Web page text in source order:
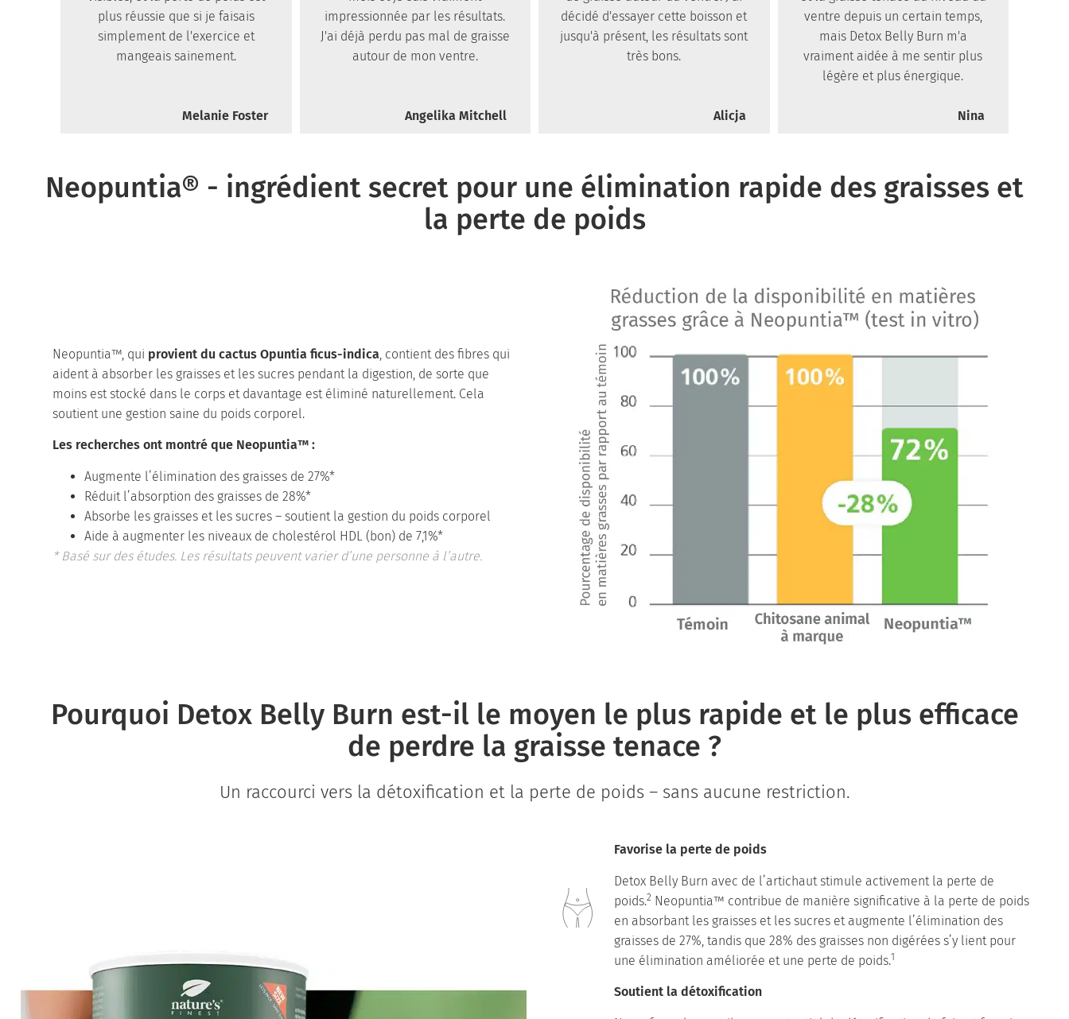
plus réussie que si je faisais
simplement de l'exercice et
mangeais sainement.
Melanie Foster
impressionnée par les résultats.
J'ai déjà perdu pas mal de graisse
autour de mon ventre.
Angelika Mitchell
décidé d'essayer cette boisson et
jusqu'à présent, les résultats sont
très bons.
Alicja
ventre depuis un certain temps,
mais Detox Belly Burn m'a
vraiment aidée à me sentir plus
légère et plus énergique.
Nina
Neopuntia® - ingrédient secret pour une élimination rapide des graisses et
la perte de poids
Neopuntia™, qui provient du cactus Opuntia ficus-indica, contient des fibres qui
aident à absorber les graisses et les sucres pendant la digestion, de sorte que
moins est stocké dans le corps et davantage est éliminé naturellement. Cela
soutient une gestion saine du poids corporel.
Les recherches ont montré que Neopuntia™ :
Augmente l’élimination des graisses de 27%*
Réduit l’absorption des graisses de 28%*
Absorbe les graisses et les sucres – soutient la gestion du poids corporel
Aide à augmenter les niveaux de cholestérol HDL (bon) de 7,1%*
* Basé sur des études. Les résultats peuvent varier d’une personne à l’autre.
Pourquoi Detox Belly Burn est-il le moyen le plus rapide et le plus efficace
de perdre la graisse tenace ?
Un raccourci vers la détoxification et la perte de poids – sans aucune restriction.
Favorise la perte de poids
Detox Belly Burn avec de l’artichaut stimule activement la perte de
poids.2 Neopuntia™ contribue de manière significative à la perte de poids
en absorbant les graisses et les sucres et augmente l’élimination des
graisses de 27%, tandis que 28% des graisses non digérées s’y lient pour
une élimination améliorée et une perte de poids.1
Soutient la détoxification